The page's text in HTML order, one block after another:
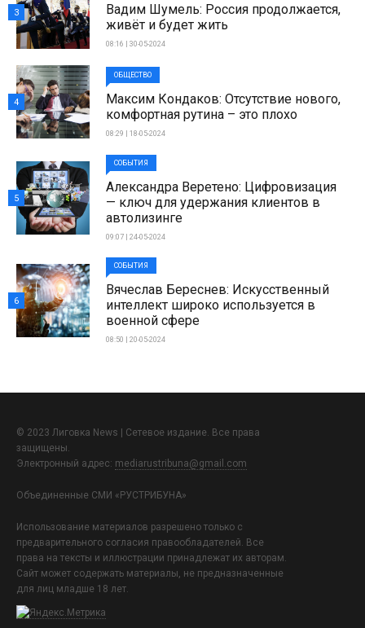
Вадим Шумель: Россия продолжается,
живёт и будет жить
08:16 | 30-05-2024
3
ОБЩЕСТВО
Максим Кондаков: Отсутствие нового,
комфортная рутина – это плохо
08:29 | 18-05-2024
4
СОБЫТИЯ
Александра Веретено: Цифровизация
— ключ для удержания клиентов в
автолизинге
09:07 | 24-05-2024
5
СОБЫТИЯ
Вячеслав Береснев: Искусственный
интеллект широко используется в
военной сфере
08:50 | 20-05-2024
6
© 2023 Лиговка News | Сетевое издание. Все права
защищены.
Электронный адрес: mediarustribuna@gmail.com
Объединенные СМИ «РУСТРИБУНА»
Использование материалов разрешено только с
предварительного согласия правообладателей. Все
права на тексты и иллюстрации принадлежат их авторам.
Сайт может содержать материалы, не предназначенные
для лиц младше 18 лет.